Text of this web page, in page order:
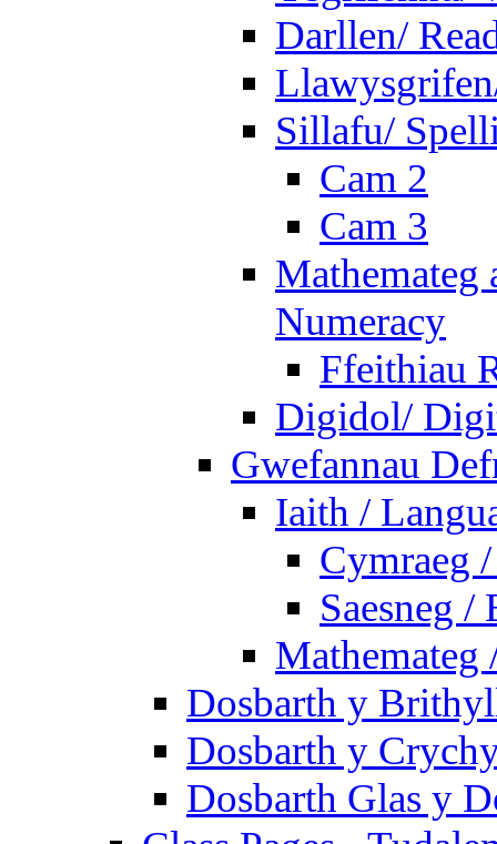
Darllen/
Sillafu/
Cam 2
Cam 3
Mathemateg
Numeracy
Ffeithiau
Digidol/
Gwefannau
Iaith /
Cymraeg
Saesneg /
Mathemateg
Dosbarth y
Dosbarth y
Dosbarth Glas y